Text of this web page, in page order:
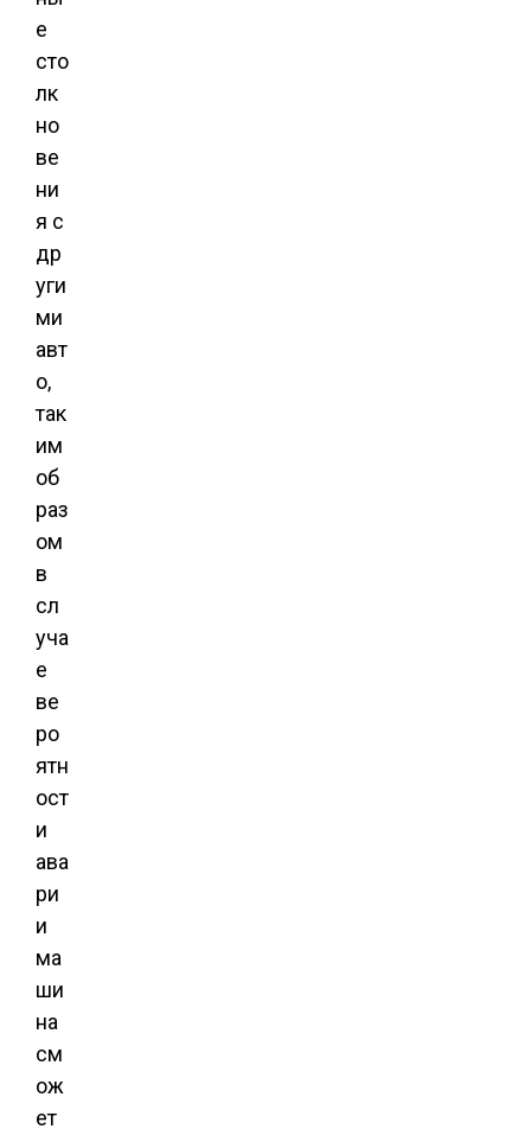
е
сто
лк
но
ве
ни
я с
др
уги
ми
авт
о,
так
им
об
раз
ом
в
сл
уча
е
ве
ро
ятн
ост
и
ава
ри
и
ма
ши
на
см
ож
ет